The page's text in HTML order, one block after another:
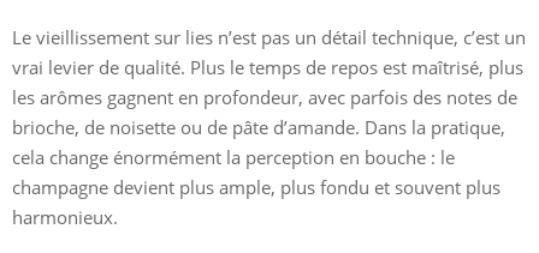
Le vieillissement sur lies n’est pas un détail technique, c’est un
vrai levier de qualité. Plus le temps de repos est maîtrisé, plus
les arômes gagnent en profondeur, avec parfois des notes de
brioche, de noisette ou de pâte d’amande. Dans la pratique,
cela change énormément la perception en bouche : le
champagne devient plus ample, plus fondu et souvent plus
harmonieux.